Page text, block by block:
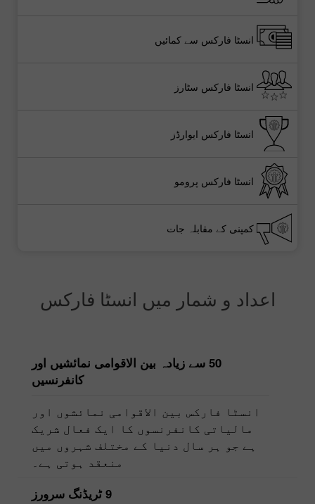
انسٹا فارکس سے کمائیں
انسٹا فارکس سٹارز
انسٹا فارکس ایوارڈز
انسٹا فارکس پرومو
کمپنی کے مقابلہ جات
اعداد و شمار میں انسٹا فارکس
50 سے زیادہ بین الاقوامی نمائشیں اور
کانفرنسیں
انسٹا فارکس بین الاقوامی نمائشوں اور
مالیاتی کانفرنسوں کا ایک فعال شریک
ہے جو ہر سال دنیا کے مختلف شہروں میں
منعقد ہوتی ہے۔
9 ٹریڈنگ سرورز